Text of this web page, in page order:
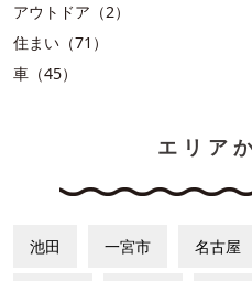
アウトドア（2）
住まい（71）
車（45）
エリア
池田 一宮市 名古屋